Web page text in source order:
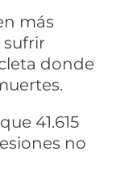
más
sufrir
donde
41.615
no